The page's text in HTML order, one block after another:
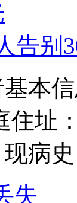
告别
基本
住址
病